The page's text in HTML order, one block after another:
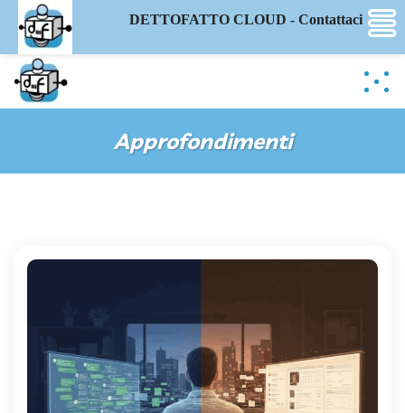
Approfondimenti
DETTOFATTO CLOUD - Contattaci